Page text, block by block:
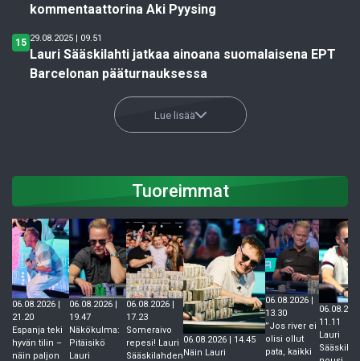
kommentaattorina Aki Pyysing
15 29.08.2025 | 09.51
Lauri Sääskilahti jatkaa ainoana suomalaisena EPT
Barcelonan pääturnauksessa
Lue lisää
Tuoreimmat
06.08.2026 |
21.20
Espanja teki
hyvän tilin –
näin paljon
06.08.2026 |
19.47
Näkökulma:
Pitäisikö
Lauri
06.08.2026 |
17.23
Someraivo
repesi! Lauri
Sääskilahden
06.08.2026 | 14.45
Näin Lauri
06.08.2026 |
13.30
”Jos river ei
olisi ollut
pata, kaikki
11.11
Lauri